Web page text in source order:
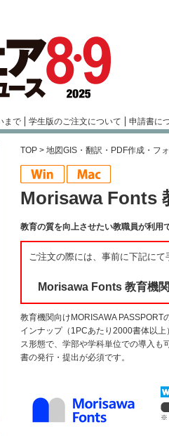
まで 学生版のご注文について 申請書に
TOP > 地図GIS・翻訳・PDF作成・フ
Morisawa Fonts
教育の質を向上させたい教職員が利用
ご注文の際には、事前に下記にて
Morisawa Fonts 教育機
教育機関向けMORISAWA
インナップ（1PCあたり2000書体以
ス形態で、学部や学科単位での導入
書の発行・提出が必須です。
※